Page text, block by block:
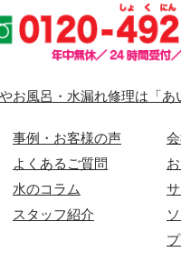
お風呂・水漏れ修理は「あ
事例・お客様の声
よくあるご質問
水のコラム
スタッフ紹介